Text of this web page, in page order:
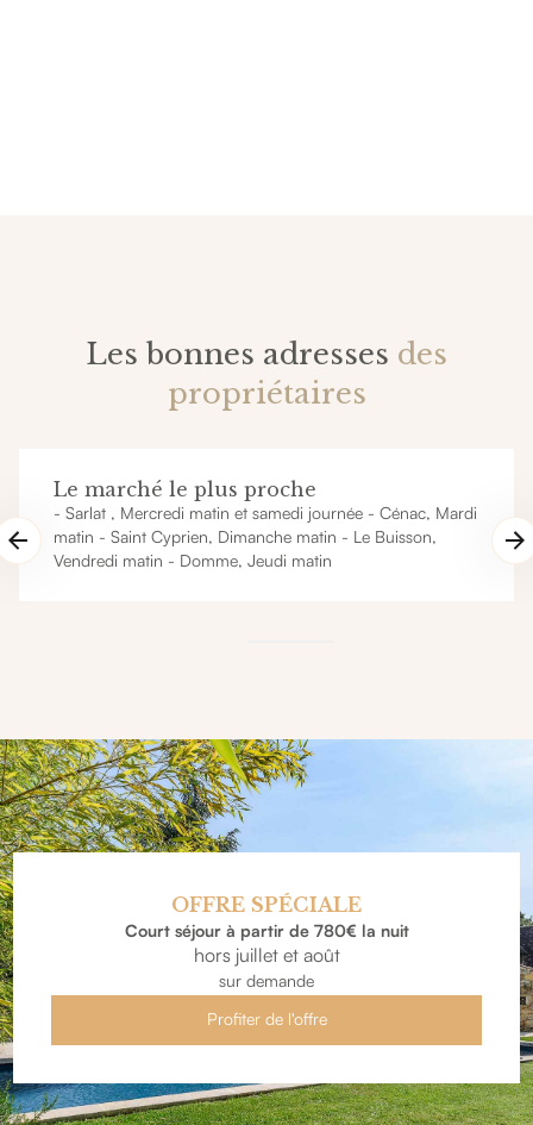
Les bonnes adresses des
propriétaires
Le marché le plus proche
- Sarlat , Mercredi matin et samedi journée - Cénac, Mardi
matin - Saint Cyprien, Dimanche matin - Le Buisson,
Vendredi matin - Domme, Jeudi matin
OFFRE SPÉCIALE
Court séjour à partir de 780€ la nuit
hors juillet et août
sur demande
Profiter de l'offre